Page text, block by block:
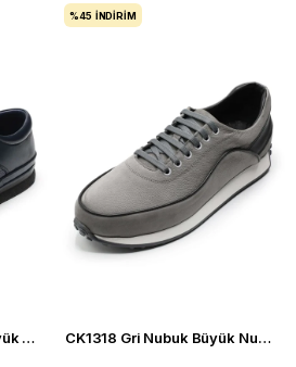
GS1840 Lacivert Deri Büyük Numara Erkek Spor Ayakkabı CK1318 Gri Nubuk Büyük Numara Erkek Gündelik Deri Spor Ayakkabı
%45 İNDIRIM